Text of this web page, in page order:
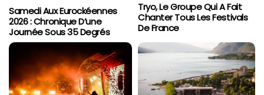
Samedi Aux Eurockéennes
2026 : Chronique D’une
Journée Sous 35 Degrés
Tryo, Le Groupe Qui A Fait
Chanter Tous Les Festivals
De France